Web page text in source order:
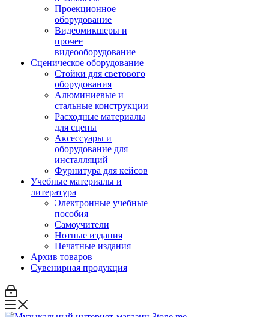
Проекционное
оборудование
Видеомикшеры и
прочее
видеооборудование
Сценическое оборудование
Стойки для светового
оборудования
Алюминиевые и
стальные конструкции
Расходные материалы
для сцены
Аксессуары и
оборудование для
инсталляций
Фурнитура для кейсов
Учебные материалы и
литература
Электронные учебные
пособия
Самоучители
Нотные издания
Печатные издания
Архив товаров
Сувенирная продукция